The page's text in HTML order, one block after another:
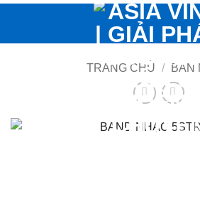
nội
TRANG CHỦ / BAN